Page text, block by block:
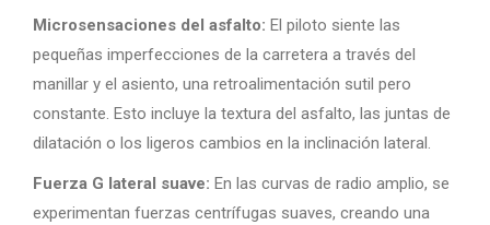
Microsensaciones del asfalto: El piloto siente las
pequeñas imperfecciones de la carretera a través del
manillar y el asiento, una retroalimentación sutil pero
constante. Esto incluye la textura del asfalto, las juntas de
dilatación o los ligeros cambios en la inclinación lateral.
Fuerza G lateral suave: En las curvas de radio amplio, se
experimentan fuerzas centrífugas suaves, creando una